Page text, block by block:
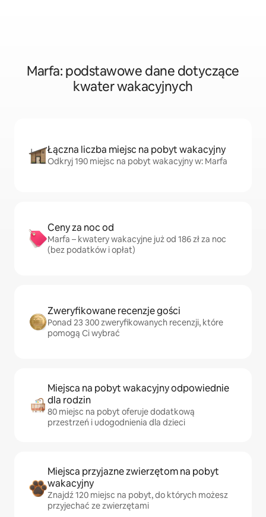
Marfa: podstawowe dane dotyczące
kwater wakacyjnych
Łączna liczba miejsc na pobyt wakacyjny
Odkryj 190 miejsc na pobyt wakacyjny w: Marfa
Ceny za noc od
Marfa – kwatery wakacyjne już od 186 zł za noc
(bez podatków i opłat)
Zweryfikowane recenzje gości
Ponad 23 300 zweryfikowanych recenzji, które
pomogą Ci wybrać
Miejsca na pobyt wakacyjny odpowiednie
dla rodzin
80 miejsc na pobyt oferuje dodatkową
przestrzeń i udogodnienia dla dzieci
Miejsca przyjazne zwierzętom na pobyt
wakacyjny
Znajdź 120 miejsc na pobyt, do których możesz
przyjechać ze zwierzętami